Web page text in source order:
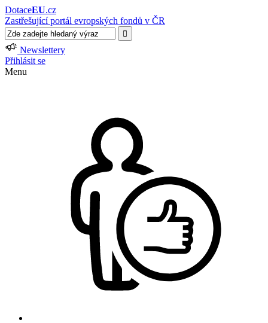
DotaceEU.cz
Zastřešující portál evropských fondů v ČR
Newslettery
Přihlásit se
Menu